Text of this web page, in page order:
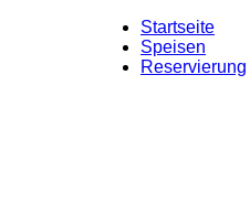
Startseite
Speisen
Reservierung